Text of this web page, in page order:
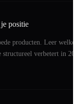
positie
producten. Leer welke
structureel verbetert in